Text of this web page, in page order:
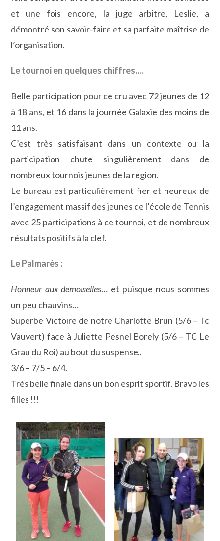
et une fois encore, la juge arbitre, Leslie, a
démontré son savoir-faire et sa parfaite maîtrise de
l’organisation.
Le tournoi en quelques chiffres….
Belle participation pour ce cru avec 72 jeunes de 12
à 18 ans, et 16 dans la journée Galaxie des moins de
11 ans.
C’est très satisfaisant dans un contexte ou la
participation chute singulièrement dans de
nombreux tournois jeunes de la région.
Le bureau est particulièrement fier et heureux de
l’engagement massif des jeunes de l’école de Tennis
avec 25 participations à ce tournoi, et de nombreux
résultats positifs à la clef.
Le Palmarès :
Honneur aux demoiselles… et puisque nous sommes
un peu chauvins…
Superbe Victoire de notre Charlotte Brun (5/6 – Tc
Vauvert) face à Juliette Pesnel Borely (5/6 – TC Le
Grau du Roi) au bout du suspense..
3/6 – 7/5 – 6/4.
Très belle finale dans un bon esprit sportif. Bravo les
filles !!!